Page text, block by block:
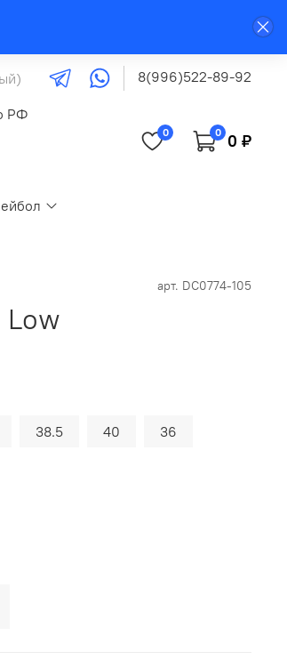
8(996)522-89-92
РФ
0 0 0 ₽
арт. DC0774-105
Low
38.5 40 36